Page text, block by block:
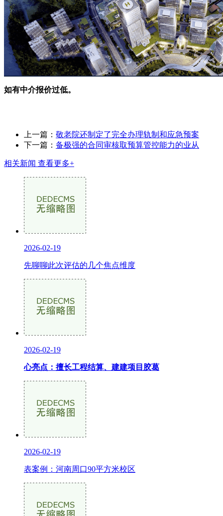
如有中介报价过低。
上一篇： 敬老院还制定了完全办理轨制和应急预案
下一篇： 备极强的合同审核取预算管控能力的业从
相关新闻 查看更多+
2026-02-19
先聊聊此次评估的几个焦点维度
2026-02-19
心亮点：擅长工程结算、建建项目胶葛
2026-02-19
表案例：河南周口90平方米校区